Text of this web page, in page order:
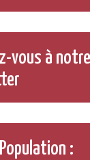
vous à notre
: